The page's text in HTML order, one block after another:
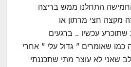
התחלנו ממש בריצה
מקצה חצי מרתון או
שתוכרע עכשיו .. ברגעים
שאומרים ” גדול עלי ” אחרי
שאני לא עוצר מתי שתכננתי